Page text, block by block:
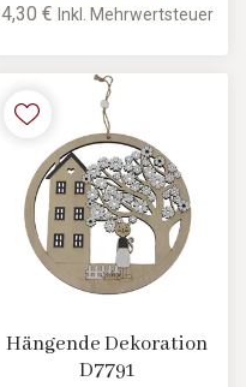
4,30 € Inkl. Mehrwertsteuer
Hängende Dekoration
D7791